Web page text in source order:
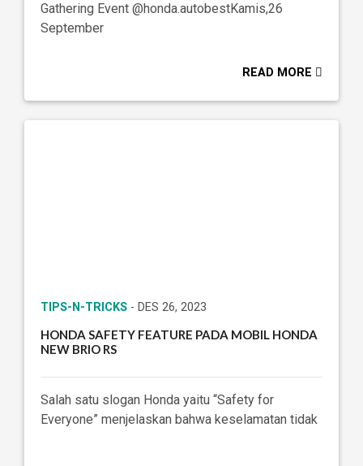
Gathering Event @honda.autobestKamis,26
September
READ MORE
TIPS-N-TRICKS - DES 26, 2023
HONDA SAFETY FEATURE PADA MOBIL HONDA
NEW BRIO RS
Salah satu slogan Honda yaitu “Safety for
Everyone” menjelaskan bahwa keselamatan tidak